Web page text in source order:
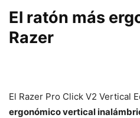
El ratón más
Razer
El Razer Pro Click V2 Vertical
ergonómico vertical